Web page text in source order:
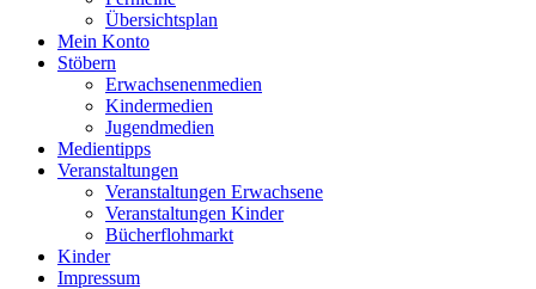
Übersichtsplan
Mein Konto
Stöbern
Erwachsenenmedien
Kindermedien
Jugendmedien
Medientipps
Veranstaltungen
Veranstaltungen Erwachsene
Veranstaltungen Kinder
Bücherflohmarkt
Kinder
Impressum